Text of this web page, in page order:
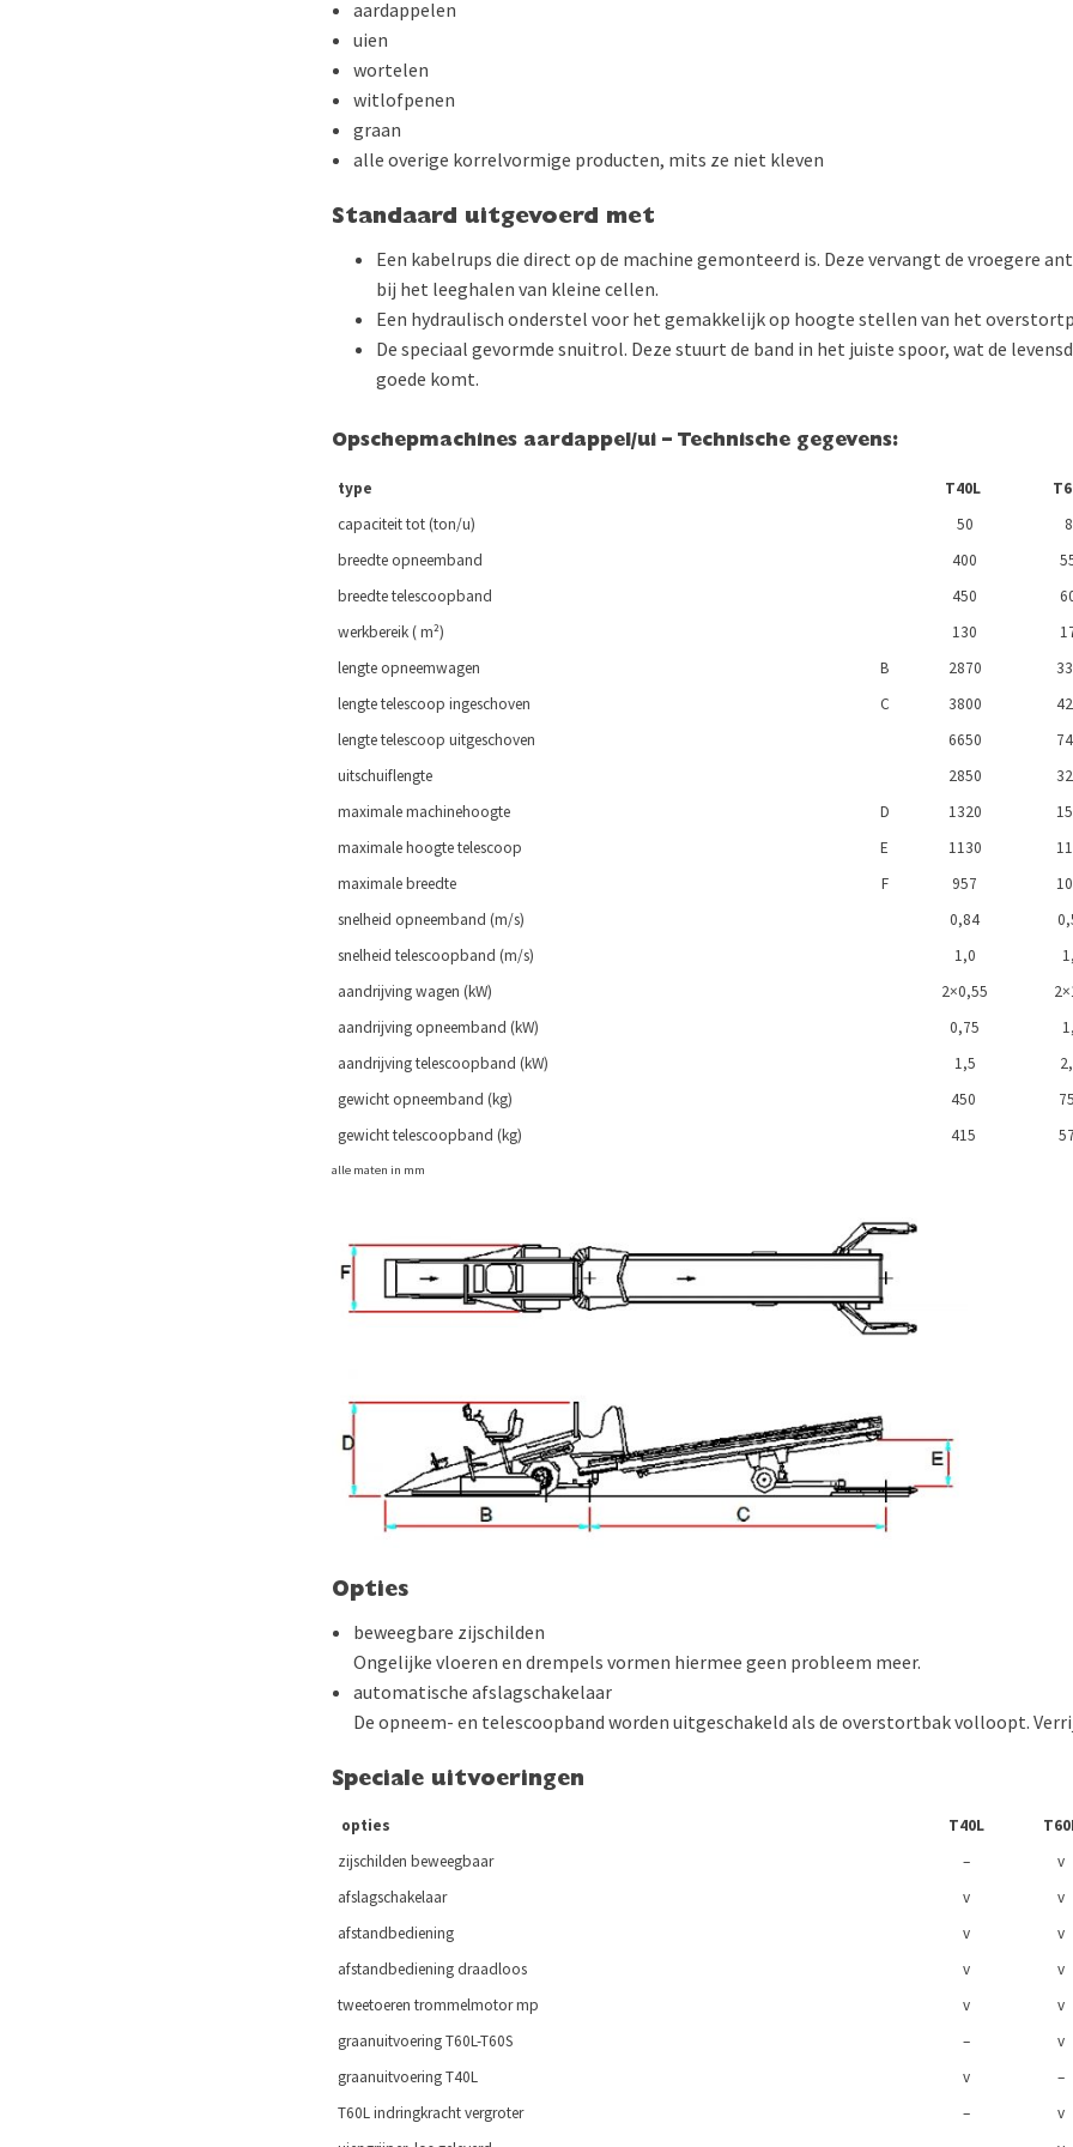
aardappelen
uien
wortelen
witlofpenen
graan
alle overige korrelvormige producten, mits ze niet kleven
Standaard uitgevoerd met
Een kabelrups die direct op de machine gemonteerd is. Deze vervangt de vroegere
bij het leeghalen van kleine cellen.
Een hydraulisch onderstel voor het gemakkelijk op hoogte stellen van het
De speciaal gevormde snuitrol. Deze stuurt de band in het juiste spoor, wat de
goede komt.
Opschepmachines aardappel/ui – Technische gegevens:
type T40L
capaciteit tot (ton/u)
50
breedte opneemband
400
breedte telescoopband
450
werkbereik ( m²)
130
lengte opneemwagen
B 2870
lengte telescoop ingeschoven
C 3800
lengte telescoop uitgeschoven
6650
uitschuiflengte
2850
maximale machinehoogte
D 1320
maximale hoogte telescoop
E 1130
maximale breedte
F 957
snelheid opneemband (m/s)
0,84
snelheid telescoopband (m/s)
1,0
aandrijving wagen (kW)
2×0,55
aandrijving opneemband (kW)
0,75
aandrijving telescoopband (kW)
1,5
gewicht opneemband (kg)
450
gewicht telescoopband (kg)
415
alle maten in mm
Opties
beweegbare zijschilden
Ongelijke vloeren en drempels vormen hiermee geen probleem meer.
automatische afslagschakelaar
De opneem- en telescoopband worden uitgeschakeld als de overstortbak volloopt.
Speciale uitvoeringen
opties T40L
zijschilden beweegbaar
–
v
afslagschakelaar
v
v
afstandbediening
v
v
afstandbediening draadloos
v
v
tweetoeren trommelmotor mp
v
v
graanuitvoering T60L-T60S
–
v
graanuitvoering T40L
v
–
T60L indringkracht vergroter
–
v